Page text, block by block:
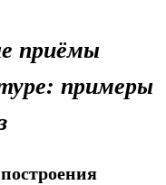
приёмы
примеры